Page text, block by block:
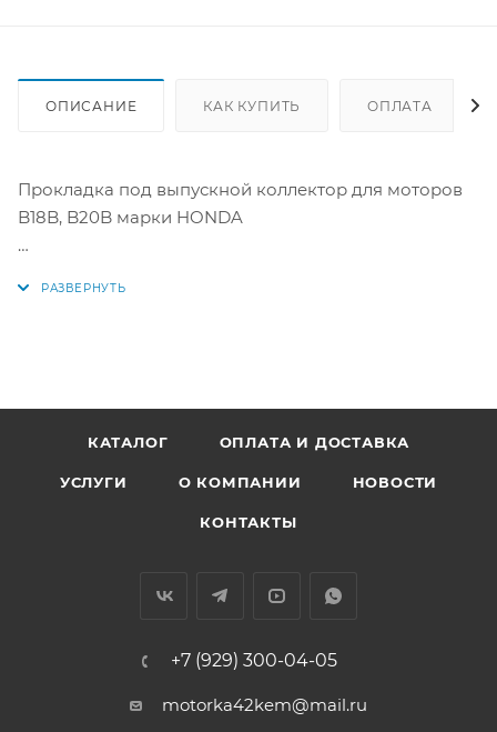
ОПИСАНИЕ КАК КУПИТЬ ОПЛАТА
Прокладка под выпускной коллектор для моторов
B18B, B20B марки HONDA
КАТАЛОГ ОПЛАТА И ДОСТАВКА
УСЛУГИ О КОМПАНИИ НОВОСТИ
КОНТАКТЫ
+7 (929) 300-04-05
motorka42kem@mail.ru